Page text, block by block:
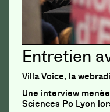
Entretien
Villa Voice, la
Une interview
Sciences Po Lyon